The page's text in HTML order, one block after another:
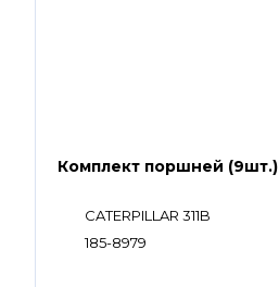
Комплект поршней (9шт.)
CATERPILLAR 311B
185-8979